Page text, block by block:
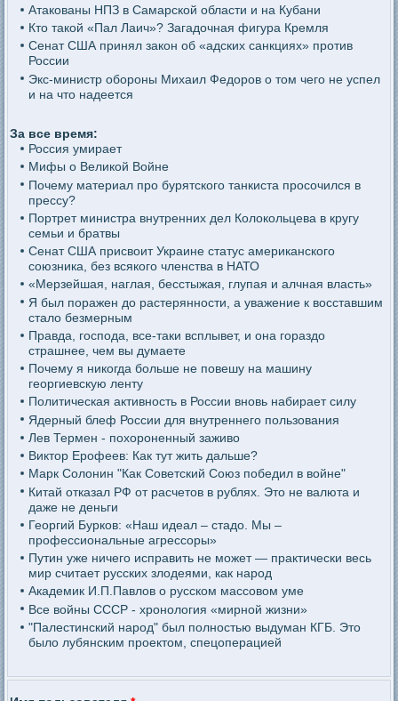
Атакованы НПЗ в Самарской области и на Кубани
Кто такой «Пал Лаич»? Загадочная фигура Кремля
Сенат США принял закон об «адских санкциях» против
России
Экс-министр обороны Михаил Федоров о том чего не успел
и на что надеется
За все время:
Россия умирает
Мифы о Великой Войне
Почему материал про бурятского танкиста просочился в
прессу?
Портрет министра внутренних дел Колокольцева в кругу
семьи и братвы
Сенат США присвоит Украине статус американского
союзника, без всякого членства в НАТО
«Мерзейшая, наглая, бесстыжая, глупая и алчная власть»
Я был поражен до растерянности, а уважение к восставшим
стало безмерным
Правда, господа, все-таки всплывет, и она гораздо
страшнее, чем вы думаете
Почему я никогда больше не повешу на машину
георгиевскую ленту
Политическая активность в России вновь набирает силу
Ядерный блеф России для внутреннего пользования
Лев Термен - похороненный заживо
Виктор Ерофеев: Как тут жить дальше?
Марк Солонин "Как Советский Союз победил в войне"
Китай отказал РФ от расчетов в рублях. Это не валюта и
даже не деньги
Георгий Бурков: «Наш идеал – стадо. Мы –
профессиональные агрессоры»
Путин уже ничего исправить не может — практически весь
мир считает русских злодеями, как народ
Академик И.П.Павлов о русском массовом уме
Все войны СССР - хронология «мирной жизни»
"Палестинский народ" был полностью выдуман КГБ. Это
было лубянским проектом, спецоперацией